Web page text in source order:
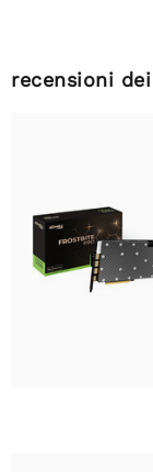
recensioni